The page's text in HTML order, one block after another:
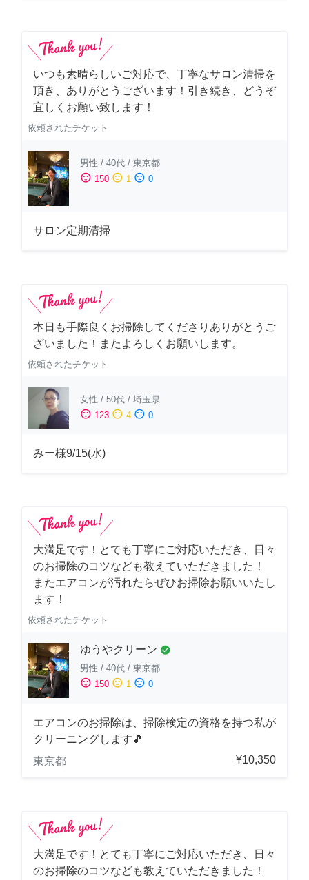
いつも素晴らしいご対応で、丁寧なサロン清掃を
頂き、ありがとうございます！引き続き、どうぞ
宜しくお願い致します！
依頼されたチケット
男性 / 40代 / 東京都
sentiment_satisfied 150 sentiment_neutral 1 sentiment_dissatisfied 0
サロン定期清掃
本日も手際良くお掃除してくださりありがとうご
ざいました！またよろしくお願いします。
依頼されたチケット
女性 / 50代 / 埼玉県
sentiment_satisfied 123 sentiment_neutral 4 sentiment_dissatisfied 0
みー様9/15(水)
大満足です！とても丁寧にご対応いただき、日々
のお掃除のコツなども教えていただきました！
またエアコンが汚れたらぜひお掃除お願いいたし
ます！
依頼されたチケット
ゆうやクリーン check_circle
男性 / 40代 / 東京都
sentiment_satisfied 150 sentiment_neutral 1 sentiment_dissatisfied 0
エアコンのお掃除は、掃除検定の資格を持つ私が
クリーニングします🎵
東京都
¥10,350
大満足です！とても丁寧にご対応いただき、日々
のお掃除のコツなども教えていただきました！